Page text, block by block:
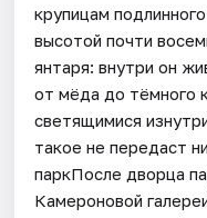
крупицам
высотой почти
янтаря: внутри он
от мёда до тёмного
светящимися
такое не передаст
паркПосле дворца
Камероновой